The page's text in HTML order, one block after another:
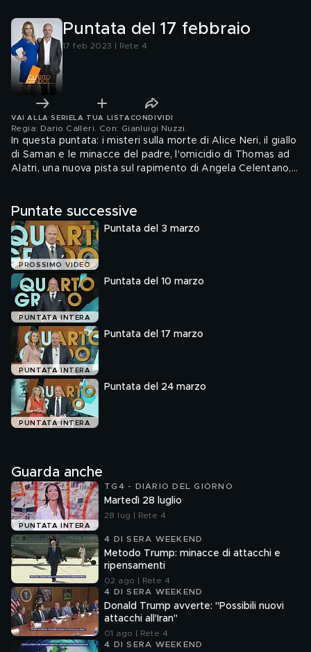
Puntata del 17 febbraio
17 feb 2023 | Rete 4
VAI ALLA SERIE LA TUA LISTA CONDIVIDI
Regia: Dario Calleri. Con: Gianluigi Nuzzi
In questa puntata: i misteri sulla morte di Alice Neri, il giallo
di Saman e le minacce del padre, l'omicidio di Thomas ad
Alatri, una nuova pista sul rapimento di Angela Celentano, il
Isabella Noventa.
Puntate successive
PROSSIMO VIDEO
Puntata del 3 marzo
PUNTATA INTERA
Puntata del 10 marzo
PUNTATA INTERA
Puntata del 17 marzo
PUNTATA INTERA
Puntata del 24 marzo
Guarda anche
PUNTATA INTERA
TG4 - DIARIO DEL GIORNO
Martedì 28 luglio
28 lug | Rete 4
4 DI SERA WEEKEND
Metodo Trump: minacce di attacchi e
ripensamenti
02 ago | Rete 4
4 DI SERA WEEKEND
Donald Trump avverte: "Possibili nuovi
attacchi all'Iran"
01 ago | Rete 4
4 DI SERA WEEKEND